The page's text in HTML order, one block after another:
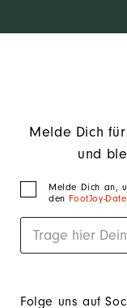
Melde Dich
und
Melde Dich an,
den FootJoy-
Folge uns auf